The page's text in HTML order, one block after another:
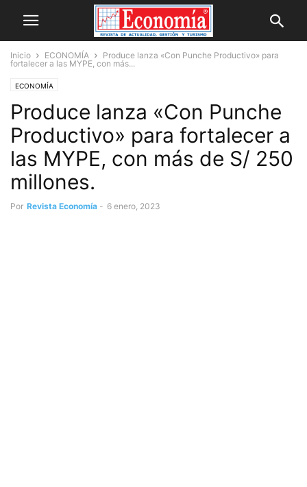
Inicio ECONOMÍA
Produce lanza «Con Punche Productivo» para
fortalecer a las MYPE, con más...
ECONOMÍA
Produce lanza «Con Punche
Productivo» para fortalecer a
las MYPE, con más de S/ 250
millones.
Por Revista Economía - 6 enero, 2023